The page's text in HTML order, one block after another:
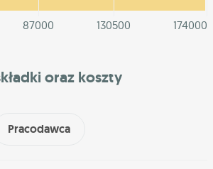
87000 130500 174000
oraz koszty
Pracodawca